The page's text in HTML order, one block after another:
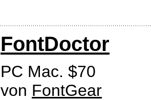
FontDoctor
PC Mac. $70
von FontGear